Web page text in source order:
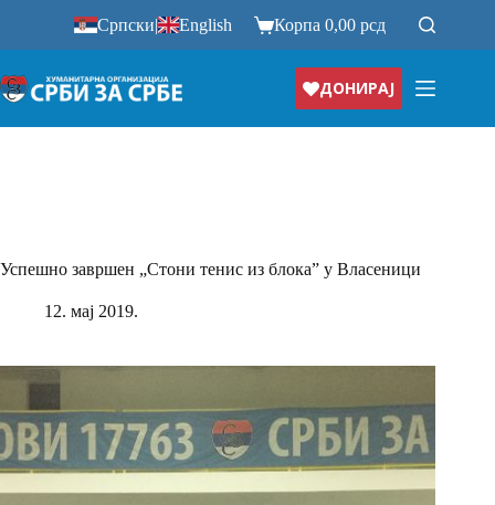
Српски| English Корпа0,00рсд
ДОНИРАЈ
Успешно завршен „Стони тенис из блока” у Власеници
12. мај 2019.